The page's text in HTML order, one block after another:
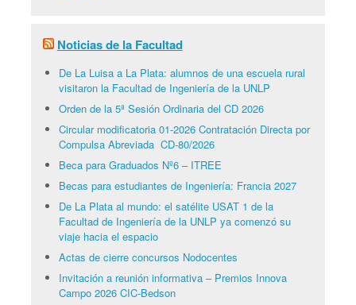
Noticias de la Facultad
De La Luisa a La Plata: alumnos de una escuela rural
visitaron la Facultad de Ingeniería de la UNLP
Orden de la 5ª Sesión Ordinaria del CD 2026
Circular modificatoria 01-2026 Contratación Directa por
Compulsa Abreviada CD-80/2026
Beca para Graduados Nº6 – ITREE
Becas para estudiantes de Ingeniería: Francia 2027
De La Plata al mundo: el satélite USAT 1 de la
Facultad de Ingeniería de la UNLP ya comenzó su
viaje hacia el espacio
Actas de cierre concursos Nodocentes
Invitación a reunión informativa – Premios Innova
Campo 2026 CIC-Bedson